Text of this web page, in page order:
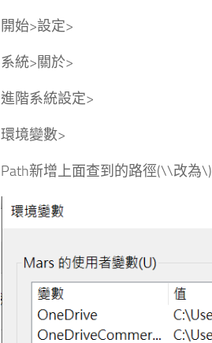
開始>設定>
系統>關於>
進階系統設定>
環境變數>
Path新增上面查到的路徑(\\改為\)